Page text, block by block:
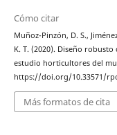
Cómo citar
Muñoz-Pinzón, D. S.,
K. T. (2020). Diseño
estudio horticultores del
https://doi.org/10.33571/
Más formatos de cita